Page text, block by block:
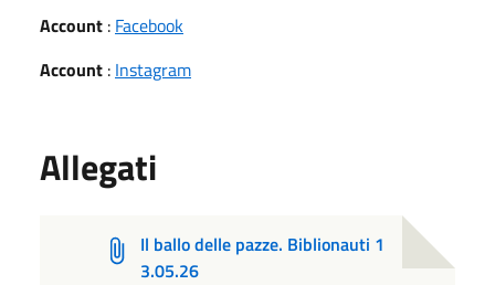
Account : Facebook
Account : Instagram
Allegati
Il ballo delle pazze. Biblionauti 1
3.05.26